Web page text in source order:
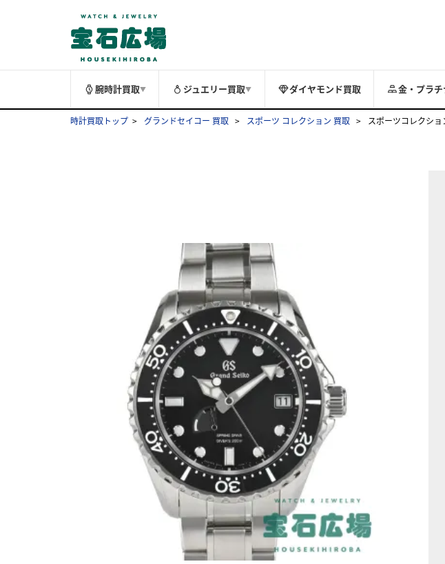
腕時計買取▼ ジュエリー買取▼ ダイヤモンド買取 金・プラ
時計買取トップ グランドセイコー 買取 スポーツ コレクション 買取 スポーツコレクシ